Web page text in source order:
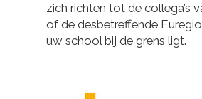
zich richten tot de collega’s
of de desbetreffende
uw school bij de grens ligt.